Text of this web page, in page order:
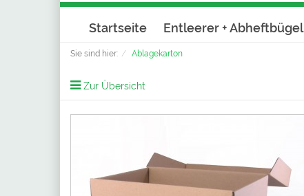
Startseite Entleerer + Abheftbügel
Sie sind hier: Ablagekarton
Zur Übersicht